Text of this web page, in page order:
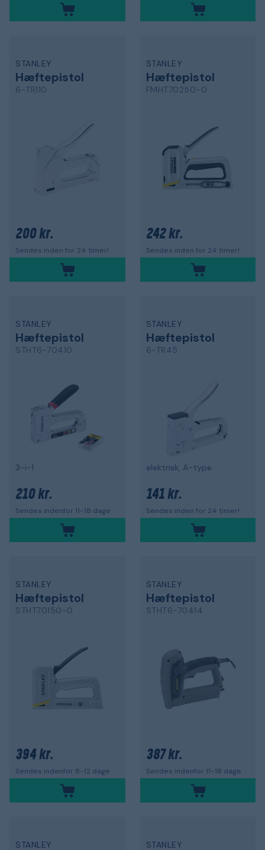
STANLEY
Hæftepistol
6-TR110
200 kr.
Sendes inden for 24 timer!
STANLEY
Hæftepistol
FMHT70250-0
242 kr.
Sendes inden for 24 timer!
STANLEY
Hæftepistol
STHT6-70410
3-i-1
210 kr.
Sendes indenfor 11-18 dage
STANLEY
Hæftepistol
6-TR45
elektrisk, A-type
141 kr.
Sendes inden for 24 timer!
STANLEY
Hæftepistol
STHT70150-0
394 kr.
Sendes indenfor 8-12 dage
STANLEY
Hæftepistol
STHT6-70414
387 kr.
Sendes indenfor 11-18 dage
STANLEY STANLEY